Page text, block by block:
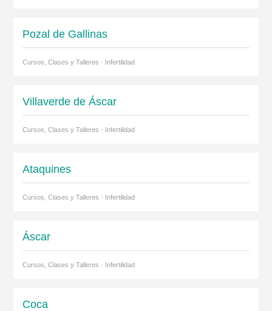
Pozal de Gallinas
Cursos, Clases y Talleres · Infertilidad
Villaverde de Áscar
Cursos, Clases y Talleres · Infertilidad
Ataquines
Cursos, Clases y Talleres · Infertilidad
Áscar
Cursos, Clases y Talleres · Infertilidad
Coca